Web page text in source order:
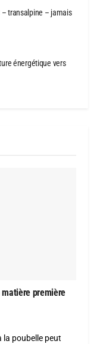
– transalpine – jamais
énergétique vers
première
la poubelle peut